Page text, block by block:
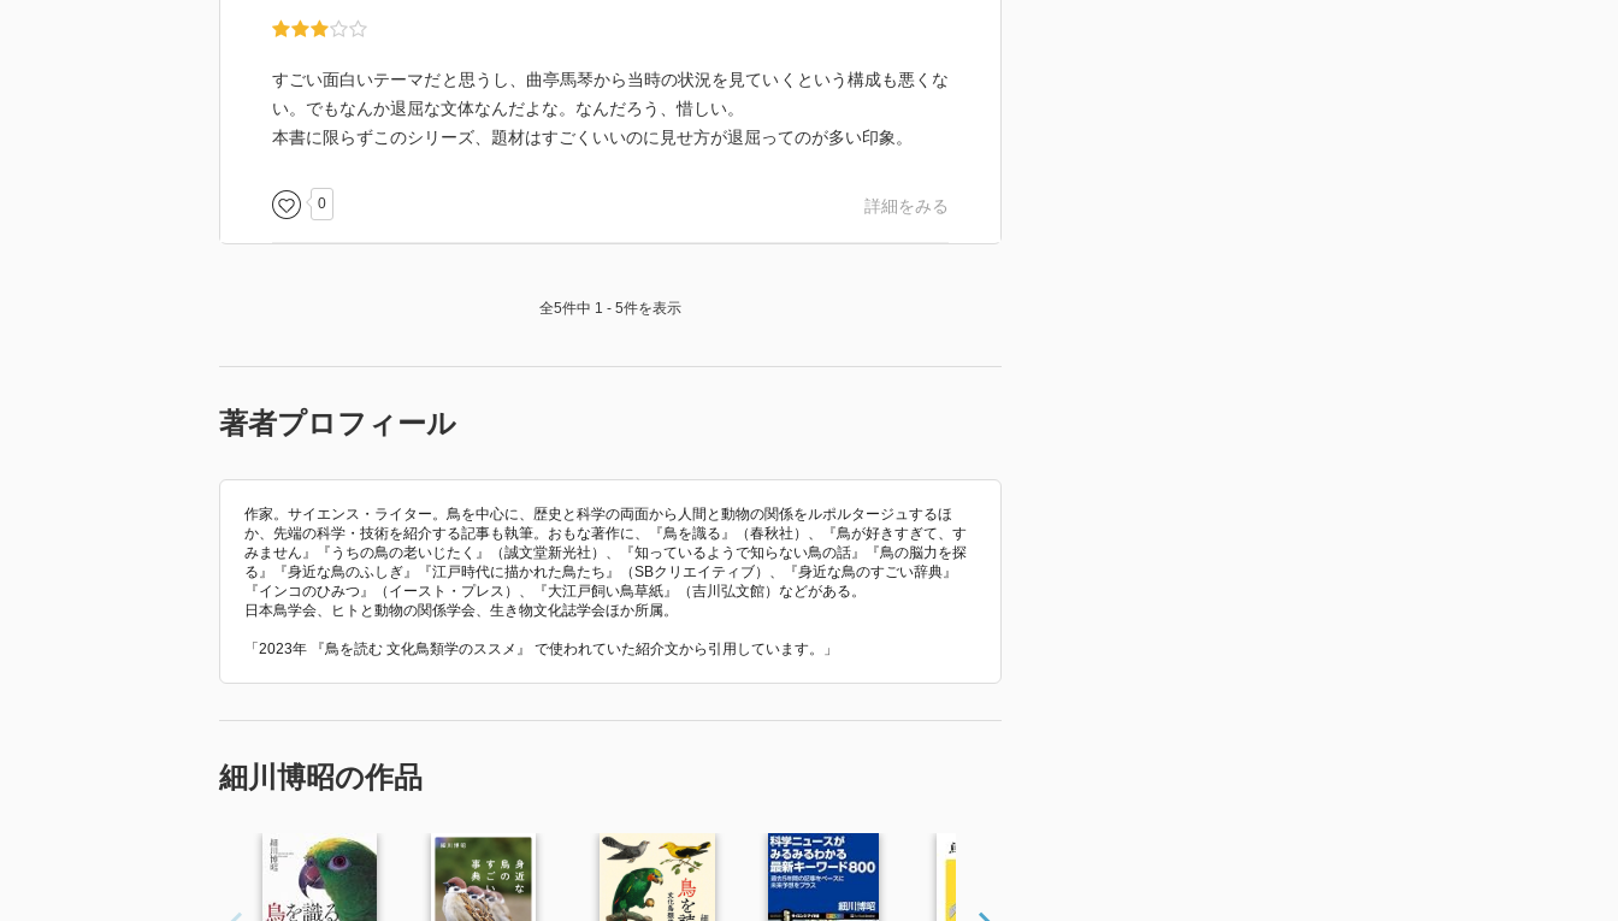
すごい面白いテーマだと思うし、曲亭馬琴から当時の状況を見ていくという構成も悪くな
い。でもなんか退屈な文体なんだよな。なんだろう、惜しい。
本書に限らずこのシリーズ、題材はすごくいいのに見せ方が退屈ってのが多い印象。
0 詳細をみる
全5件中 1 - 5件を表示
著者プロフィール
作家。サイエンス・ライター。鳥を中心に、歴史と科学の両面から人間と動物の関係をルポルタージュするほ
か、先端の科学・技術を紹介する記事も執筆。おもな著作に、『鳥を識る』（春秋社）、『鳥が好きすぎて、す
みません』『うちの鳥の老いじたく』（誠文堂新光社）、『知っているようで知らない鳥の話』『鳥の脳力を探
る』『身近な鳥のふしぎ』『江戸時代に描かれた鳥たち』（SBクリエイティブ）、『身近な鳥のすごい辞典』
『インコのひみつ』（イースト・プレス）、『大江戸飼い鳥草紙』（吉川弘文館）などがある。
日本鳥学会、ヒトと動物の関係学会、生き物文化誌学会ほか所属。
「2023年 『鳥を読む 文化鳥類学のススメ』 で使われていた紹介文から引用しています。」
細川博昭の作品